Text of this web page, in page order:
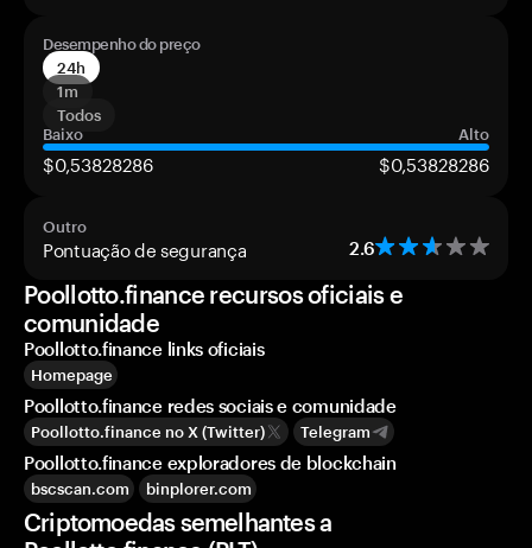
Desempenho do preço
24h
1m
Todos
Baixo
Alto
$0,53828286 $0,53828286
Outro
Pontuação de segurança 2.6
Poollotto.finance recursos oficiais e
comunidade
Poollotto.finance links oficiais
Homepage
Poollotto.finance redes sociais e comunidade
Poollotto.finance no X (Twitter) Telegram
Poollotto.finance exploradores de blockchain
bscscan.com binplorer.com
Criptomoedas semelhantes a